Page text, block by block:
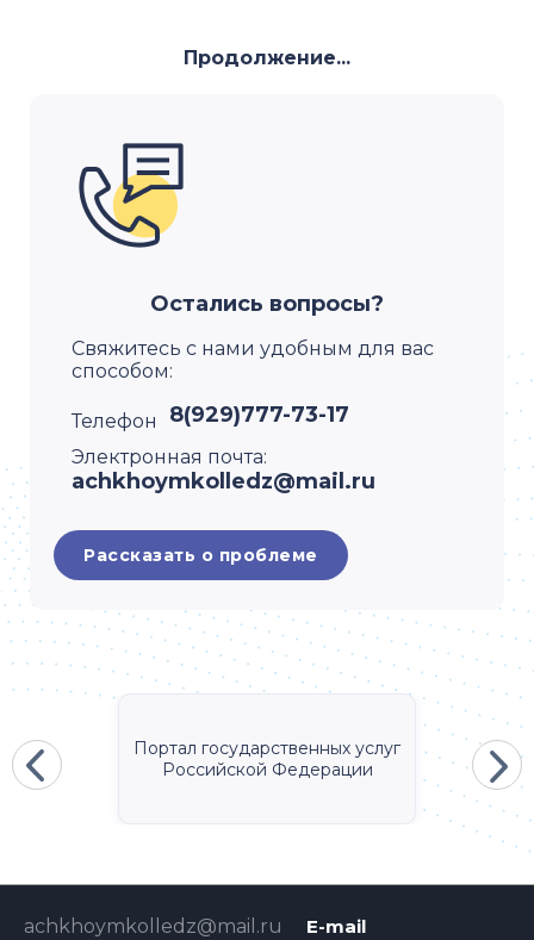
Продолжение...
Остались вопросы?
Свяжитесь с нами удобным для вас
способом:
Телефон 8(929)777-73-17
Электронная почта:
achkhoymkolledz@mail.ru
Рассказать о проблеме
Портал государственных услуг
Российской Федерации
E-mail
achkhoymkolledz@mail.ru